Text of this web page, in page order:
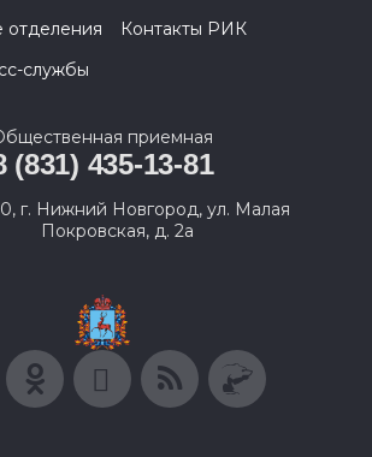
отделения
Контакты РИК
службы
приемная
(831) 435-13-81
г. Нижний Новгород, ул. Малая
Покровская, д. 2а